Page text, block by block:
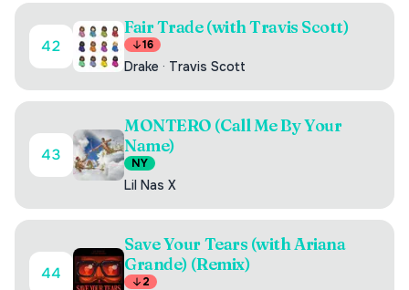
42
Fair Trade (with Travis Scott)
16
Drake · Travis Scott
43
MONTERO (Call Me By Your
Name)
NY
Lil Nas X
44
Save Your Tears (with Ariana
Grande) (Remix)
2